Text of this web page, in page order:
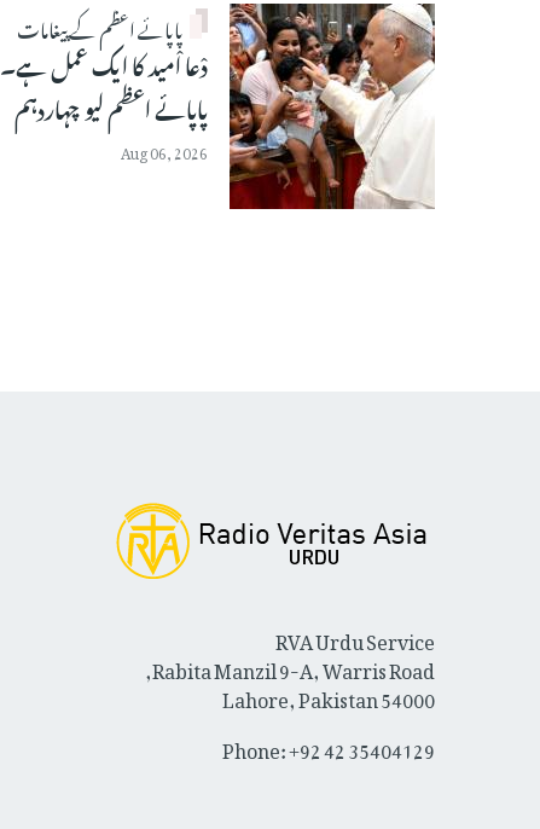
پاپائے اعظم کے پیغامات
دْعا اْمید کا ایک عمل ہے۔
پاپائے اعظم لیو چہاردہم
Aug 06, 2026
RVA Urdu Service
Rabita Manzil 9-A, Warris Road,
Lahore, Pakistan 54000
Phone: +92 42 35404129